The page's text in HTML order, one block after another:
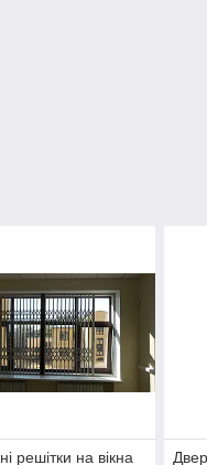
решітки на вікна